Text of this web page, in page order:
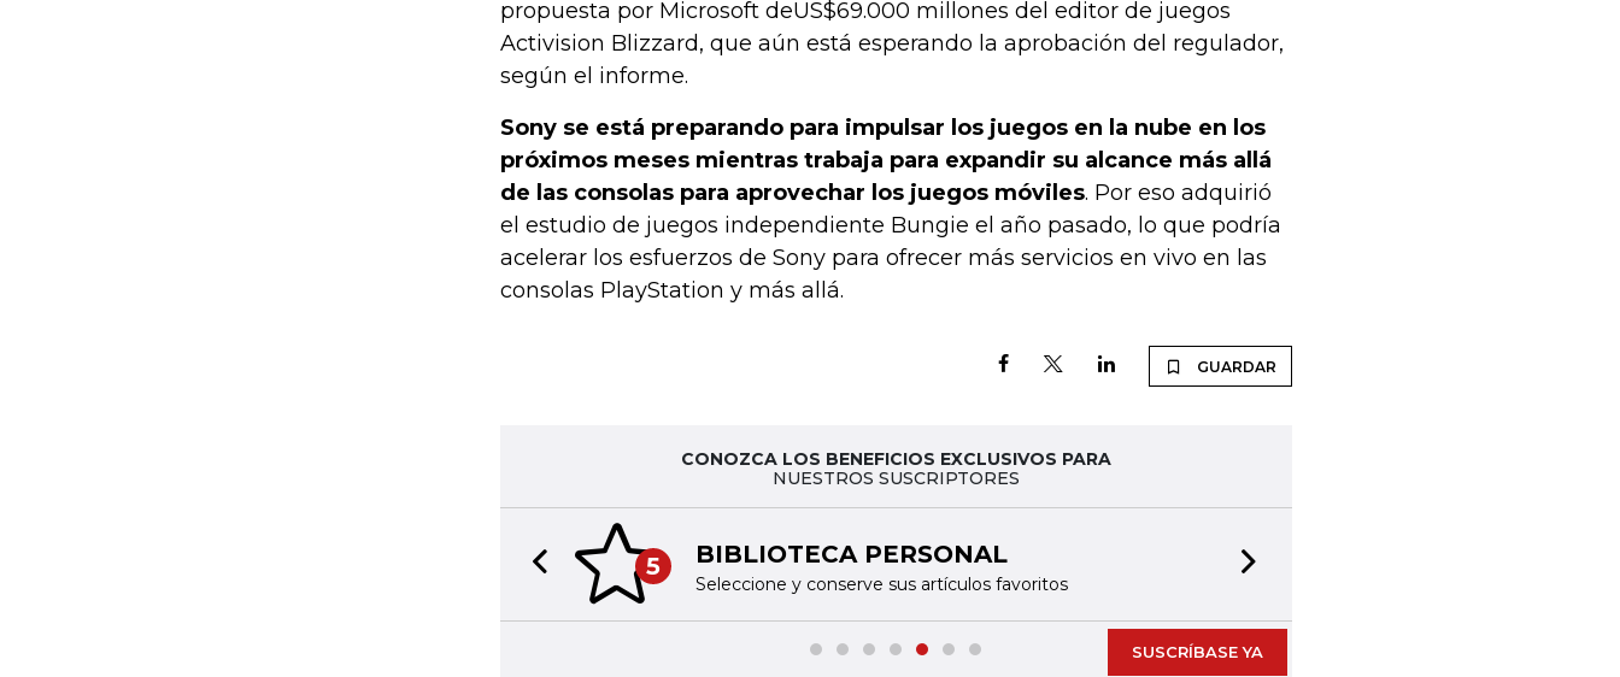
propuesta por Microsoft deUS$69.000 millones del editor de juegos
Activision Blizzard, que aún está esperando la aprobación del regulador,
según el informe.
Sony se está preparando para impulsar los juegos en la nube en los
próximos meses mientras trabaja para expandir su alcance más allá
de las consolas para aprovechar los juegos móviles. Por eso adquirió
el estudio de juegos independiente Bungie el año pasado, lo que podría
acelerar los esfuerzos de Sony para ofrecer más servicios en vivo en las
consolas PlayStation y más allá.
GUARDAR
CONOZCA LOS BENEFICIOS EXCLUSIVOS PARA
NUESTROS SUSCRIPTORES
5 BIBLIOTECA PERSONAL
Seleccione y conserve sus artículos favoritos
Previous slide
SUSCRÍBASE YA